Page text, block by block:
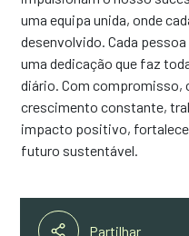
uma equipa unida, onde
desenvolvido. Cada
uma dedicação que faz
diário. Com compromisso,
crescimento constante,
impacto positivo,
futuro sustentável.⠀
Partilhar